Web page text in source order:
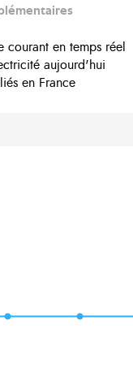
courant en temps réel
aujourd'hui
en France